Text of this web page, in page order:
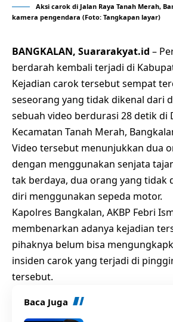
Aksi carok di Jalan Raya Tanah Merah,
kamera pengendara (Foto: Tangkapan layar)
BANGKALAN, Suararakyat.id –
berdarah kembali terjadi di
Kejadian carok tersebut sempat
seseorang yang tidak dikenal dari
sebuah video berdurasi 28 detik di
Kecamatan Tanah Merah,
Video tersebut menunjukkan dua
dengan menggunakan senjata
tak berdaya, dua orang yang tidak
diri menggunakan sepeda motor.
Kapolres Bangkalan, AKBP Febri
membenarkan adanya kejadian
pihaknya belum bisa
insiden carok yang terjadi di
tersebut.
Baca Juga